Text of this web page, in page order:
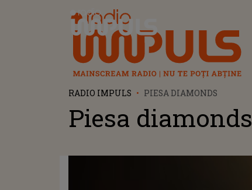
Radio Impuls
RADIO IMPULS PIESA DIAMONDS
Piesa diamonds